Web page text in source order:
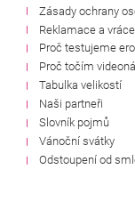
Zásady ochrany
Reklamace a
Proč testujeme
Proč točím
Tabulka velikostí
Naši partneři
Slovník pojmů
Vánoční svátky
Odstoupení od